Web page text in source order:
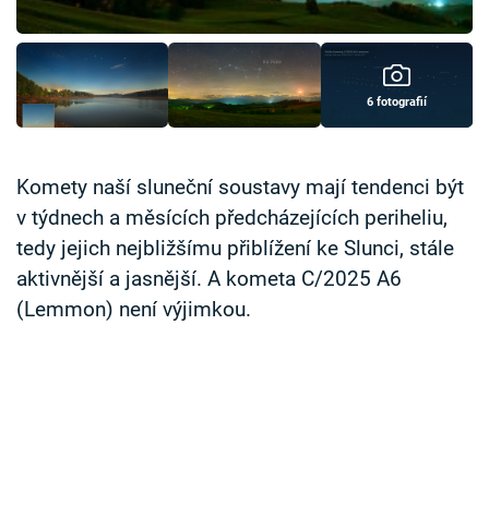
Sledujte prima+
Přihlášení
Sledujte nás
6 fotografií
Komety naší sluneční soustavy mají tendenci být
v týdnech a měsících předcházejících periheliu,
tedy jejich nejbližšímu přiblížení ke Slunci, stále
aktivnější a jasnější. A kometa C/2025 A6
(Lemmon) není výjimkou.